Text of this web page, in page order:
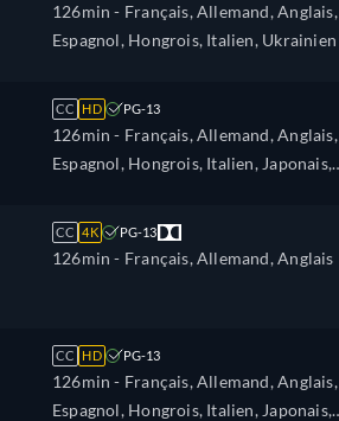
126min - Français, Allemand, Anglais,
Espagnol, Hongrois, Italien, Ukrainien
CC HD PG-13
126min - Français, Allemand, Anglais,
Espagnol, Hongrois, Italien, Japonais,
CC 4K PG-13
126min - Français, Allemand, Anglais
CC HD PG-13
126min - Français, Allemand, Anglais,
Espagnol, Hongrois, Italien, Japonais,